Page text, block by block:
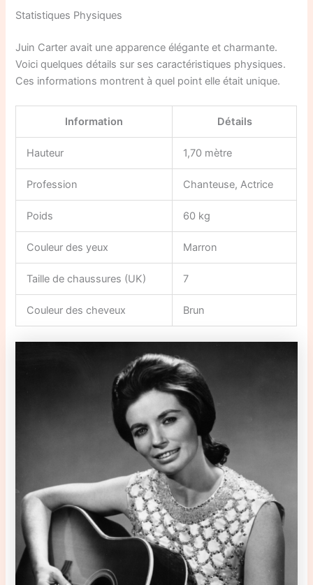
Statistiques Physiques
Juin Carter avait une apparence élégante et charmante.
Voici quelques détails sur ses caractéristiques physiques.
Ces informations montrent à quel point elle était unique.
Information Détails
Hauteur 1,70 mètre
Profession Chanteuse, Actrice
Poids 60 kg
Couleur des yeux Marron
Taille de chaussures (UK) 7
Couleur des cheveux Brun